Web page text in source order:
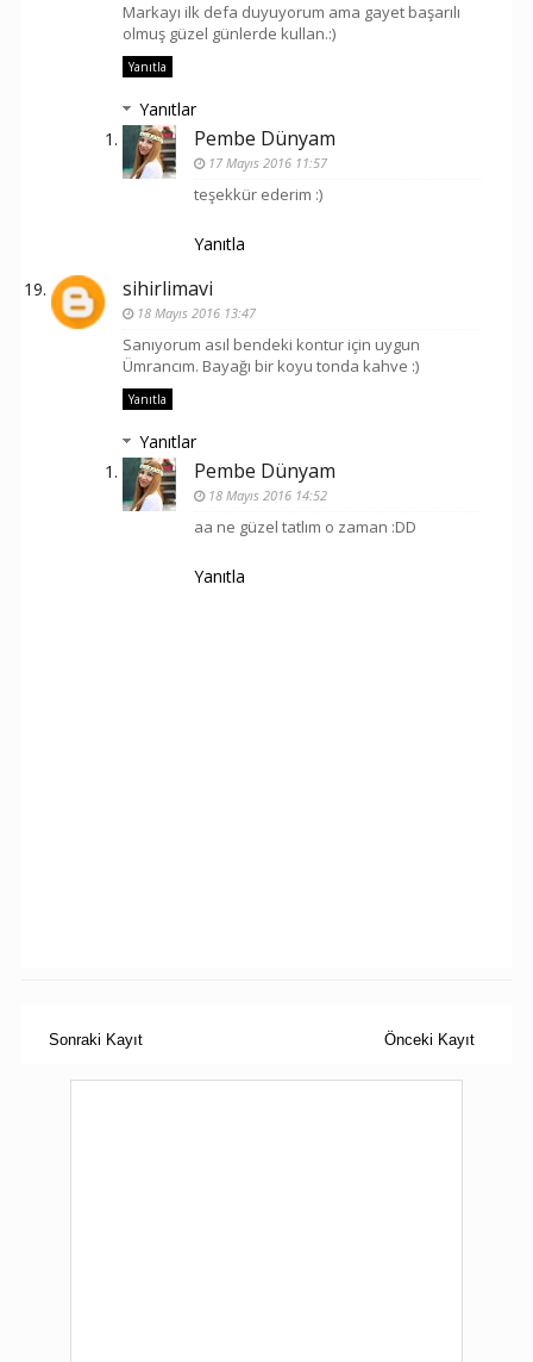
Markayı ilk defa duyuyorum ama gayet başarılı
olmuş güzel günlerde kullan.:)
Yanıtla
Yanıtlar
Pembe Dünyam
17 Mayıs 2016 11:57
teşekkür ederim :)
Yanıtla
sihirlimavi
18 Mayıs 2016 13:47
Sanıyorum asıl bendeki kontur için uygun
Ümrancım. Bayağı bir koyu tonda kahve :)
Yanıtla
Yanıtlar
Pembe Dünyam
18 Mayıs 2016 14:52
aa ne güzel tatlım o zaman :DD
Yanıtla
Sonraki Kayıt Önceki Kayıt